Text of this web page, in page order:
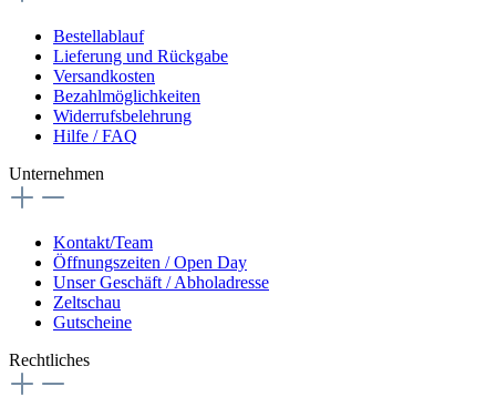
Bestellablauf
Lieferung und Rückgabe
Versandkosten
Bezahlmöglichkeiten
Widerrufsbelehrung
Hilfe / FAQ
Unternehmen
Kontakt/Team
Öffnungszeiten / Open Day
Unser Geschäft / Abholadresse
Zeltschau
Gutscheine
Rechtliches